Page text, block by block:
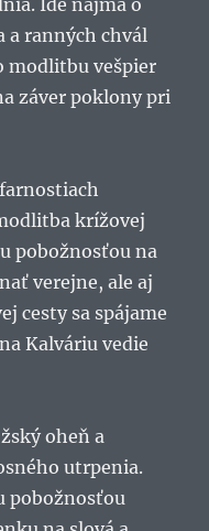
Ide najmä o
a ranných chvál
modlitbu vešpier
záver poklony pri
krížovej
pobožnosťou na
verejne, ale aj
cesty sa spájame
Kalváriu vedie
oheň a
utrpenia.
pobožnosťou